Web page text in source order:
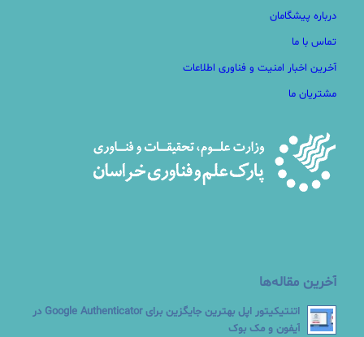
درباره پیشگامان
تماس با ما
آخرین اخبار امنیت و فناوری اطلاعات
مشتریان ما
آخرین مقاله‌ها
اتنتیکیتور اپل بهترین جایگزین برای Google Authenticator در
آیفون و مک بوک